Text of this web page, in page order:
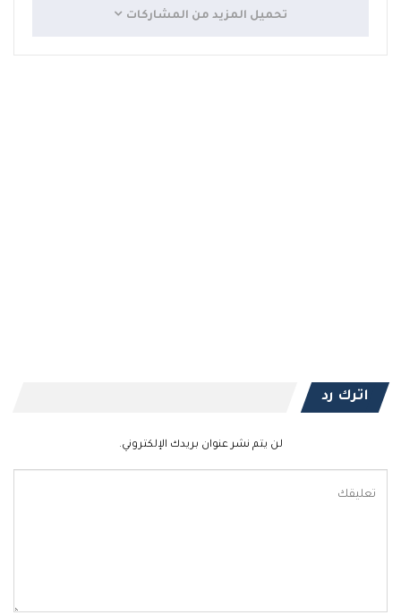
تحميل المزيد من المشاركات
اترك رد
لن يتم نشر عنوان بريدك الإلكتروني.